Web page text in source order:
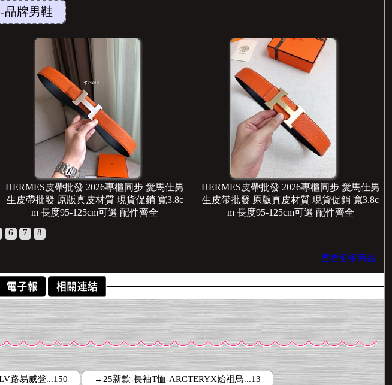
品牌男鞋
HERMES皮帶批發 2026專櫃同步 愛馬仕男
生皮帶批發 原版真皮材質 現貨促銷 寬3.8c
m 長度95-125cm可選 配件齊全
HERMES皮帶批發 2026專櫃同步 愛馬仕男
生皮帶批發 原版真皮材質 現貨促銷 寬3.8c
m 長度95-125cm可選 配件齊全
6 7 8
查看更多商品
路易威登...150
→25新款-長袖T恤-ARCTERYX始祖鳥...13